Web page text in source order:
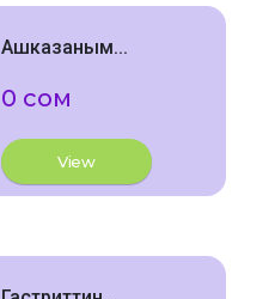
Ашказаным...
0 сом
View